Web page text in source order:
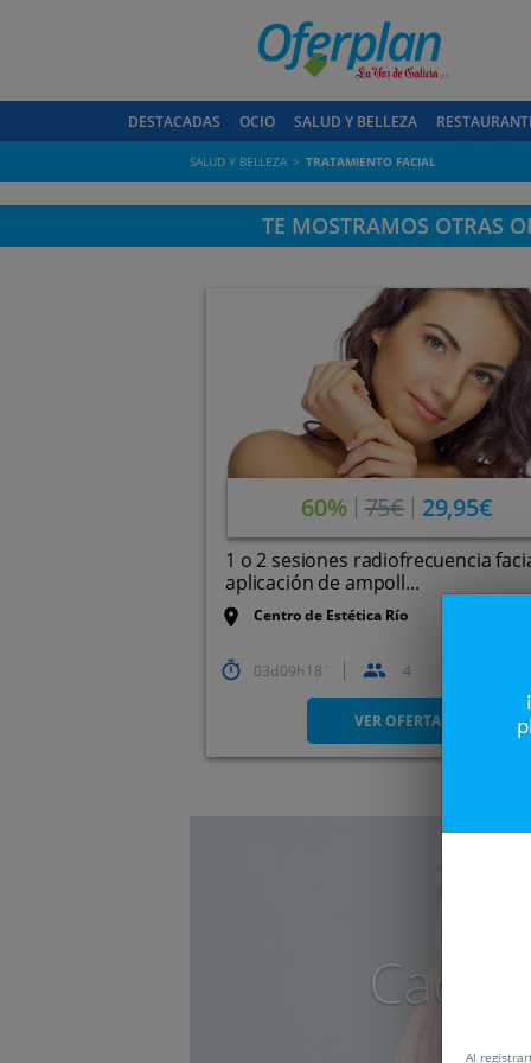
DESTACADAS OCIO SALUD Y BELLEZA
SALUD Y BELLEZA TRATAMIENTO FACIAL
TE MOSTRAMOS OTRAS
60% 75€ 29,95€
1 o 2 sesiones radiofrecuencia
aplicación de ampoll...
Centro de Estética Río
Arteixo
03 09 18 4
VER OFERTA
Al